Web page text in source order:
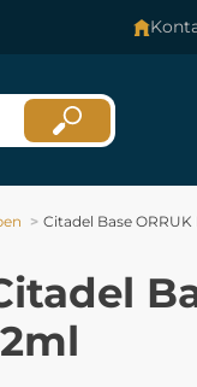
Citadel Base ORRUK